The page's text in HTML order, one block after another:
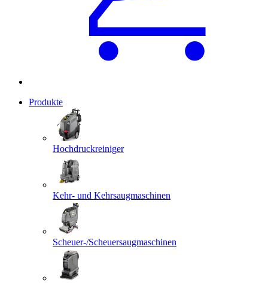
Produkte
Hochdruckreiniger
Kehr- und Kehrsaugmaschinen
Scheuer-/Scheuersaugmaschinen